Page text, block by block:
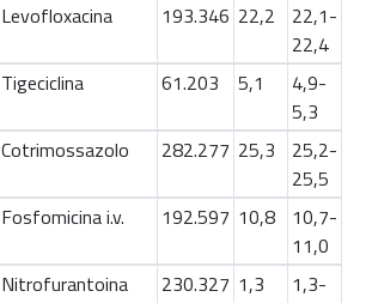
Levofloxacina
193.346 22,2
22,1-
22,4
Tigeciclina 61.203 5,1
4,9-
5,3
Cotrimossazolo 282.277 25,3
25,2-
25,5
Fosfomicina i.v. 192.597 10,8
10,7-
11,0
Nitrofurantoina
230.327 1,3
1,3-